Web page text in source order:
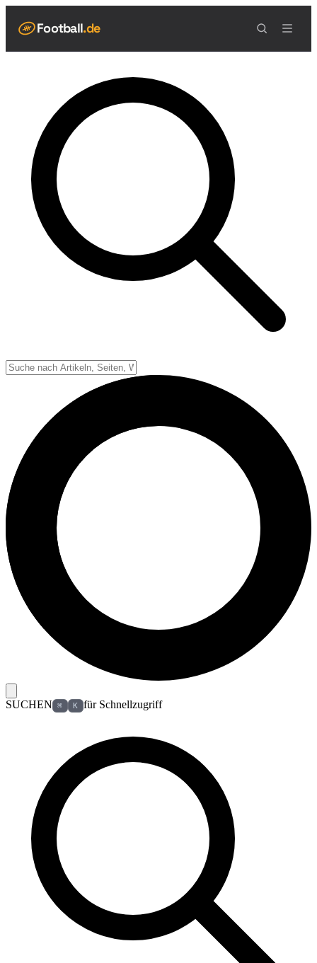
Football.de
Live Scores
Spielplan
Teams
Tabelle
Football Regeln
Punkte & Scoring
Strafen & Fouls
Schiedsrichter
Football Lexikon
SUCHEN ⌘ K für Schnellzugriff